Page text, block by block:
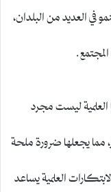
في العديد من البلدان،
ليست مجرد
مما يجعلها ضرورة ملحة
العلمية يساعد